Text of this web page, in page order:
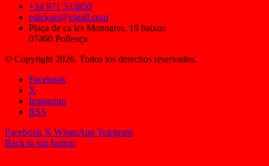
+34 971 533850
edicions@elgall.com
Plaça de ca les Monnares, 19 baixos
07460 Pollença
© Copyright 2026, Todos los derechos reservados.
Facebook
X
Instagram
RSS
Facebook X WhatsApp Telegram
Back to top button